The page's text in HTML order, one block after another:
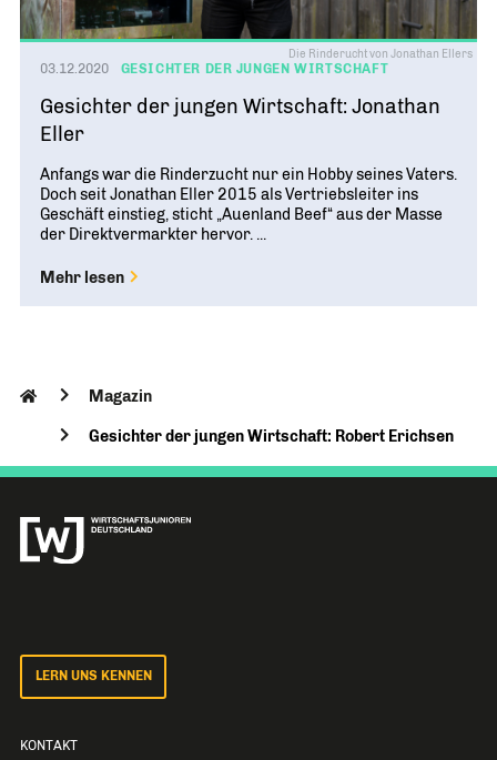
Die Rinderucht von Jonathan Ellers
03.12.2020 GESICHTER DER JUNGEN WIRTSCHAFT
Gesichter der jungen Wirtschaft: Jonathan
Eller
Anfangs war die Rinderzucht nur ein Hobby seines Vaters.
Doch seit Jonathan Eller 2015 als Vertriebsleiter ins
Geschäft einstieg, sticht „Auenland Beef“ aus der Masse
der Direktvermarkter hervor. ...
Mehr lesen
Magazin
Gesichter der jungen Wirtschaft: Robert Erichsen
LERN UNS KENNEN
KONTAKT